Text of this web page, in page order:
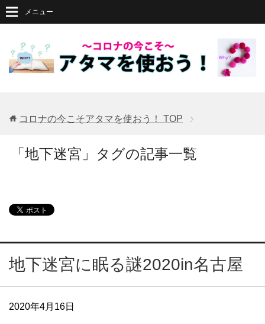
メニュー
コロナの今こそアタマを使おう！ TOP
「地下迷宮」タグの記事一覧
地下迷宮に眠る謎2020in名古屋
2020年4月16日